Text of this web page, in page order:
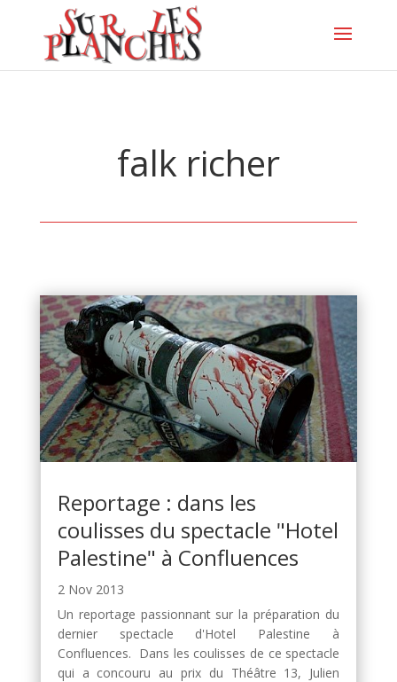
falk richer
Reportage : dans les
coulisses du spectacle "Hotel
Palestine" à Confluences
2 Nov 2013
Un reportage passionnant sur la préparation du
dernier spectacle d'Hotel Palestine à
Confluences. Dans les coulisses de ce spectacle
qui a concouru au prix du Théâtre 13, Julien